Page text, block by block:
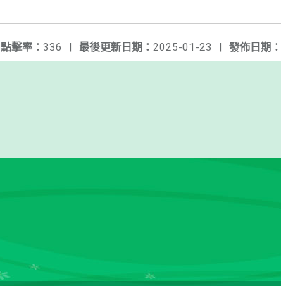
發佈日期：
最後更新日期： 2025-01-23 |
點擊率： 336 |